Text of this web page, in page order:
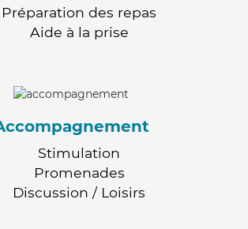
Préparation des repas
Aide à la prise
Stimulation
Promenades
Discussion / Loisirs